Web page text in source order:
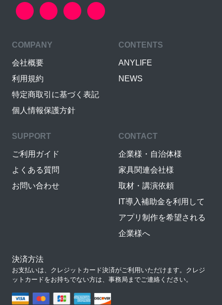
COMPANY
会社概要
利用規約
特定商取引に基づく表記
個人情報保護方針
CONTENTS
ANYLIFE
NEWS
SUPPORT
ご利用ガイド
よくある質問
お問い合わせ
CONTACT
企業様・自治体様
家具関連会社様
取材・講演依頼
IT導入補助金を利用して
アプリ制作を希望される
企業様へ
決済方法
お支払いは、クレジットカード決済がご利用いただけます。クレジ
ットカードをお持ちでない方は、事務局までご連絡ください。